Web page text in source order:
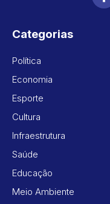
Categorias
Política
Economia
Esporte
Cultura
Infraestrutura
Saúde
Educação
Meio Ambiente